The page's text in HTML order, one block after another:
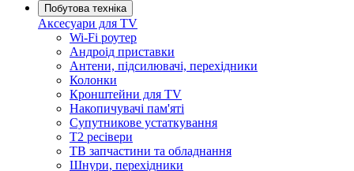
Побутова техніка
Аксесуари для TV
Wi-Fi роутер
Андроід приставки
Антени, підсилювачі, перехідники
Колонки
Кронштейни для TV
Накопичувачі пам'яті
Супутникове устаткування
Т2 ресівери
ТВ запчастини та обладнання
Шнури, перехідники